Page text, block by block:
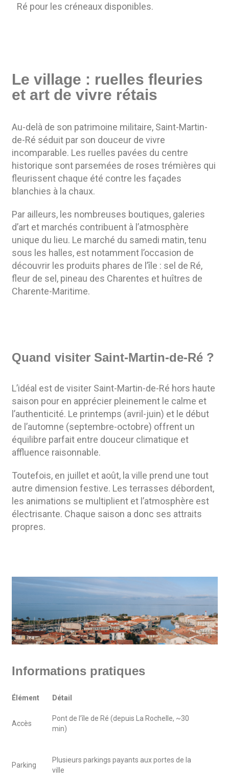
Ré pour les créneaux disponibles.
Le village : ruelles fleuries
et art de vivre rétais
Au-delà de son patrimoine militaire, Saint-Martin-
de-Ré séduit par son douceur de vivre
incomparable. Les ruelles pavées du centre
historique sont parsemées de roses trémières qui
fleurissent chaque été contre les façades
blanchies à la chaux.
Par ailleurs, les nombreuses boutiques, galeries
d’art et marchés contribuent à l’atmosphère
unique du lieu. Le marché du samedi matin, tenu
sous les halles, est notamment l’occasion de
découvrir les produits phares de l’île : sel de Ré,
fleur de sel, pineau des Charentes et huîtres de
Charente-Maritime.
Quand visiter Saint-Martin-de-Ré ?
L’idéal est de visiter Saint-Martin-de-Ré hors haute
saison pour en apprécier pleinement le calme et
l’authenticité. Le printemps (avril-juin) et le début
de l’automne (septembre-octobre) offrent un
équilibre parfait entre douceur climatique et
affluence raisonnable.
Toutefois, en juillet et août, la ville prend une tout
autre dimension festive. Les terrasses débordent,
les animations se multiplient et l’atmosphère est
électrisante. Chaque saison a donc ses attraits
propres.
Informations pratiques
Élément Détail
Accès
Pont de l’île de Ré (depuis La Rochelle, ~30
min)
Parking
Plusieurs parkings payants aux portes de la
ville